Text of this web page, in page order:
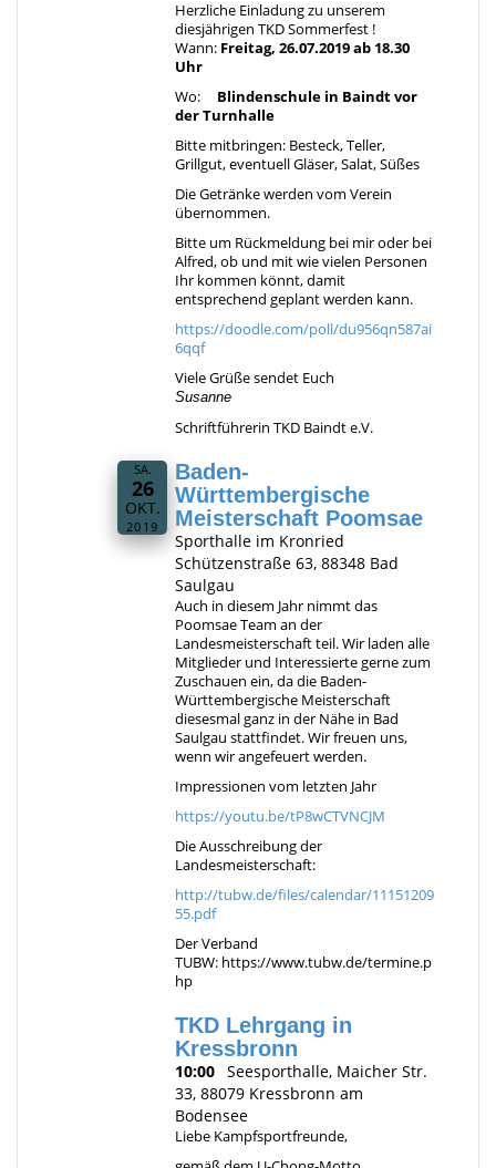
Herzliche Einladung zu unserem
diesjährigen TKD Sommerfest !
Wann: Freitag, 26.07.2019 ab 18.30
Uhr
Wo: Blindenschule in Baindt vor
der Turnhalle
Bitte mitbringen: Besteck, Teller,
Grillgut, eventuell Gläser, Salat, Süßes
Die Getränke werden vom Verein
übernommen.
Bitte um Rückmeldung bei mir oder bei
Alfred, ob und mit wie vielen Personen
Ihr kommen könnt, damit
entsprechend geplant werden kann.
https://doodle.com/poll/du956qn587ai
6qqf
Viele Grüße sendet Euch
Susanne
Schriftführerin TKD Baindt e.V.
SA.
26
OKT.
2019
Baden-
Württembergische
Meisterschaft Poomsae
Sporthalle im Kronried
Schützenstraße 63, 88348 Bad
Saulgau
Auch in diesem Jahr nimmt das
Poomsae Team an der
Landesmeisterschaft teil. Wir laden alle
Mitglieder und Interessierte gerne zum
Zuschauen ein, da die Baden-
Württembergische Meisterschaft
diesesmal ganz in der Nähe in Bad
Saulgau stattfindet. Wir freuen uns,
wenn wir angefeuert werden.
Impressionen vom letzten Jahr
https://youtu.be/tP8wCTVNCJM
Die Ausschreibung der
Landesmeisterschaft:
http://tubw.de/files/calendar/11151209
55.pdf
Der Verband
TUBW: https://www.tubw.de/termine.p
hp
TKD Lehrgang in
Kressbronn
10:00 Seesporthalle, Maicher Str.
33, 88079 Kressbronn am
Bodensee
Liebe Kampfsportfreunde,